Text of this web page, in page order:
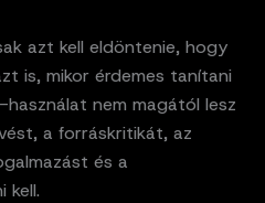
azt kell eldöntenie, hogy
is, mikor érdemes tanítani
nem magától lesz
a forráskritikát, az
és a
kell.